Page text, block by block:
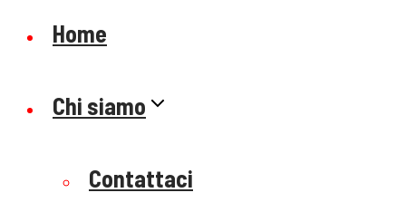
Home
Chi siamo
Contattaci